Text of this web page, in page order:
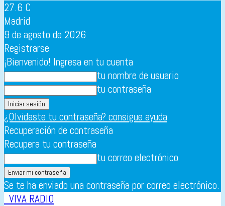
27.6 C
Madrid
9 de agosto de 2026
Registrarse
¡Bienvenido! Ingresa en tu cuenta
tu nombre de usuario
tu contraseña
¿Olvidaste tu contraseña? consigue ayuda
Recuperación de contraseña
Recupera tu contraseña
tu correo electrónico
Se te ha enviado una contraseña por correo electrónico.
VIVA RADIO